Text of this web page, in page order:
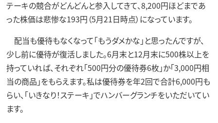
テーキの競合がどんどんと参入してきて、8,200円ほどまであ
った株価は悲惨な193円（5月21日時点）になっています。
配当も優待もなくなって「もうダメかな」と思ったんですが、
少し前に優待が復活しました。6月末と12月末に500株以上を
持っていれば、それぞれ「500円分の優待券6枚」か「3,000円相
当の商品」をもらえます。私は優待券を年2回で合計6,000円も
らい、「いきなり！ステーキ」でハンバーグランチをいただいてい
ます。